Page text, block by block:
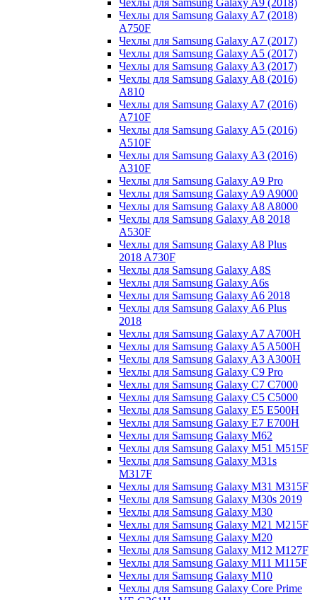
Чехлы для Samsung Galaxy A7 (2018)
A750F
Чехлы для Samsung Galaxy A7 (2017)
Чехлы для Samsung Galaxy A5 (2017)
Чехлы для Samsung Galaxy A3 (2017)
Чехлы для Samsung Galaxy A8 (2016)
A810
Чехлы для Samsung Galaxy A7 (2016)
A710F
Чехлы для Samsung Galaxy A5 (2016)
A510F
Чехлы для Samsung Galaxy A3 (2016)
A310F
Чехлы для Samsung Galaxy A9 Pro
Чехлы для Samsung Galaxy A9 A9000
Чехлы для Samsung Galaxy A8 A8000
Чехлы для Samsung Galaxy A8 2018
A530F
Чехлы для Samsung Galaxy A8 Plus
2018 A730F
Чехлы для Samsung Galaxy A8S
Чехлы для Samsung Galaxy A6s
Чехлы для Samsung Galaxy A6 2018
Чехлы для Samsung Galaxy A6 Plus
2018
Чехлы для Samsung Galaxy A7 A700H
Чехлы для Samsung Galaxy A5 A500H
Чехлы для Samsung Galaxy A3 A300H
Чехлы для Samsung Galaxy C9 Pro
Чехлы для Samsung Galaxy C7 C7000
Чехлы для Samsung Galaxy C5 C5000
Чехлы для Samsung Galaxy E5 E500H
Чехлы для Samsung Galaxy E7 E700H
Чехлы для Samsung Galaxy M62
Чехлы для Samsung Galaxy M51 M515F
Чехлы для Samsung Galaxy M31s
M317F
Чехлы для Samsung Galaxy M31 M315F
Чехлы для Samsung Galaxy M30s 2019
Чехлы для Samsung Galaxy M30
Чехлы для Samsung Galaxy M21 M215F
Чехлы для Samsung Galaxy M20
Чехлы для Samsung Galaxy M12 M127F
Чехлы для Samsung Galaxy M11 M115F
Чехлы для Samsung Galaxy M10
Чехлы для Samsung Galaxy Core Prime